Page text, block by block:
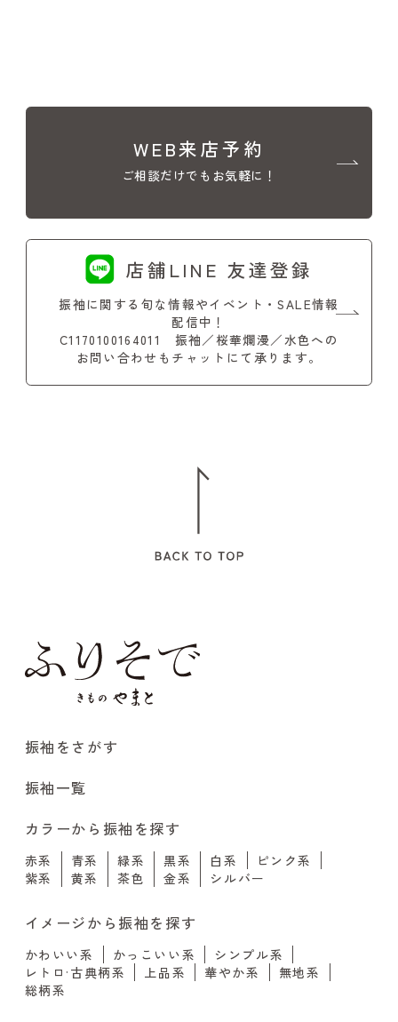
WEB来店予約
ご相談だけでもお気軽に！
店舗LINE 友達登録
振袖に関する旬な情報やイベント・SALE情報
配信中！
C1170100164011 振袖／桜華爛漫／水色への
お問い合わせもチャットにて承ります。
振袖をさがす
振袖一覧
カラーから振袖を探す
赤系 青系 緑系 黒系 白系
ピンク系
紫系
黄系 茶色 金系 シルバー
イメージから振袖を探す
かわいい系 かっこいい系
シンプル系
レトロ·古典柄系
上品系 華やか系
無地系
総柄系